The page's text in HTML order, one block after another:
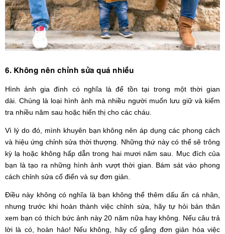
6. Không nên chỉnh sửa quá nhiều
Hình ảnh gia đình có nghĩa là để tồn tại trong một thời gian
dài. Chúng là loại hình ảnh mà nhiều người muốn lưu giữ và kiểm
tra nhiều năm sau hoặc hiển thị cho các cháu.
Vì lý do đó, mình khuyên bạn không nên áp dụng các phong cách
và hiệu ứng chỉnh sửa thời thượng. Những thứ này có thể sẽ trông
kỳ lạ hoặc không hấp dẫn trong hai mươi năm sau. Mục đích của
bạn là tạo ra những hình ảnh vượt thời gian. Bám sát vào phong
cách chỉnh sửa cổ điển và sự đơn giản.
Điều này không có nghĩa là bạn không thể thêm dấu ấn cá nhân,
nhưng trước khi hoàn thành việc chỉnh sửa, hãy tự hỏi bản thân
xem bạn có thích bức ảnh này 20 năm nữa hay không. Nếu câu trả
lời là có, hoàn hảo! Nếu không, hãy cố gắng đơn giản hóa việc